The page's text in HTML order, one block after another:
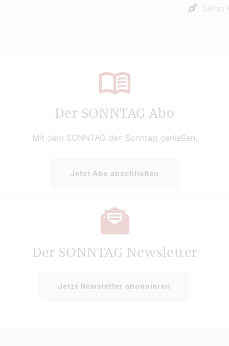
Stefan
Der SONNTAG Abo
Mit dem SONNTAG den Sonntag genießen.
Jetzt Abo abschließen
Der SONNTAG Newsletter
Jetzt Newsletter abonnieren